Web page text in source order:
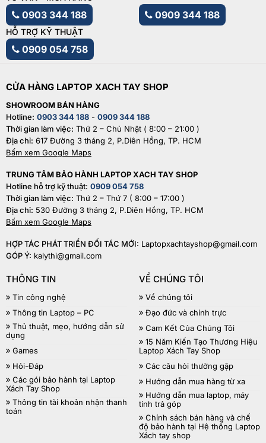
0903 344 188 0909 344 188
HỖ TRỢ KỸ THUẬT
0909 054 758
CỬA HÀNG LAPTOP XACH TAY SHOP
SHOWROOM BÁN HÀNG
Hotline: 0903 344 188 - 0909 344 188
Thời gian làm việc: Thứ 2 – Chủ Nhật ( 8:00 – 21:00 )
Địa chỉ: 617 Đường 3 tháng 2, P.Diên Hồng, TP. HCM
Bấm xem Google Maps
TRUNG TÂM BẢO HÀNH LAPTOP XACH TAY SHOP
Hotline hỗ trợ kỹ thuật: 0909 054 758
Thời gian làm việc: Thứ 2 – Thứ 7 ( 8:00 – 17:00 )
Địa chỉ: 530 Đường 3 tháng 2, P.Diên Hồng, TP. HCM
Bấm xem Google Maps
HỢP TÁC PHÁT TRIỂN ĐỐI TÁC MỚI: Laptopxachtayshop@gmail.com
GÓP Ý: kalythi@gmail.com
THÔNG TIN
Tin công nghệ
Thông tin Laptop – PC
Thủ thuật, mẹo, hướng dẫn sử
dụng
Games
Hỏi-Đáp
Các gói bảo hành tại Laptop
Xách Tay Shop
Thông tin tài khoản nhận thanh
toán
VỀ CHÚNG TÔI
Về chúng tôi
Đạo đức và chính trực
Cam Kết Của Chúng Tôi
15 Năm Kiến Tạo Thương Hiệu
Laptop Xách Tay Shop
Các câu hỏi thường gặp
Hướng dẫn mua hàng từ xa
Hướng dẫn mua laptop, máy
tính trả góp
Chính sách bán hàng và chế
độ bảo hành tại Hệ thống Laptop
Xách tay shop